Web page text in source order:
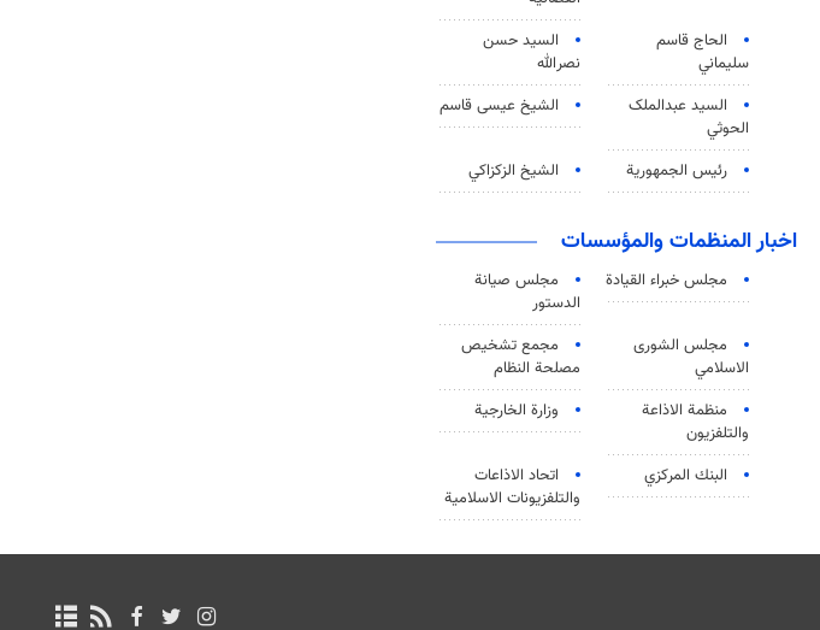
الحاج قاسم
سليماني
السيد حسن
نصرالله
السید عبدالملک
الحوثي
الشيخ عيسى قاسم
رئيس الجمهورية الشيخ الزكزاكي
اخبار المنظمات والمؤسسات
مجلس خبراء القيادة
مجلس صيانة
الدستور
مجلس الشورى
الاسلامي
مجمع تشخيص
مصلحة النظام
منظمة الاذاعة
والتلفزیون
وزارة الخارجية
البنك المركزي
اتحاد الاذاعات
والتلفزيونات الاسلامية